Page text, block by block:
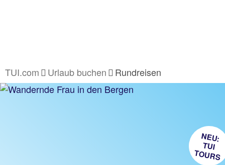
TUI.com Urlaub buchen Rundreisen
NEU:
TUI
TOURS